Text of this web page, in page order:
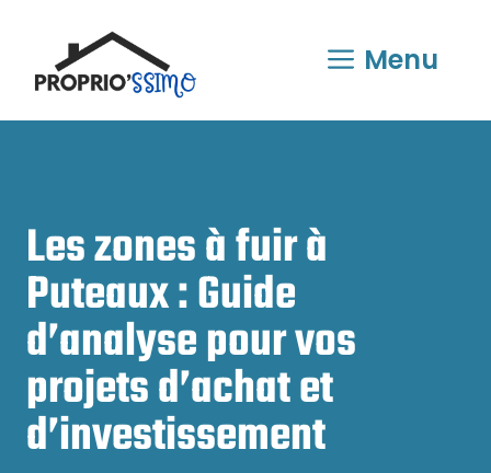
contenu
Menu
Les zones à fuir à
Puteaux : Guide
d’analyse pour vos
projets d’achat et
d’investissement